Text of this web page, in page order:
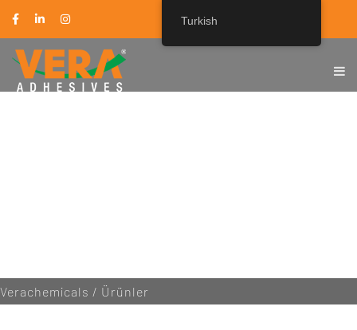
Verachemicals / Ürünler
Turkish